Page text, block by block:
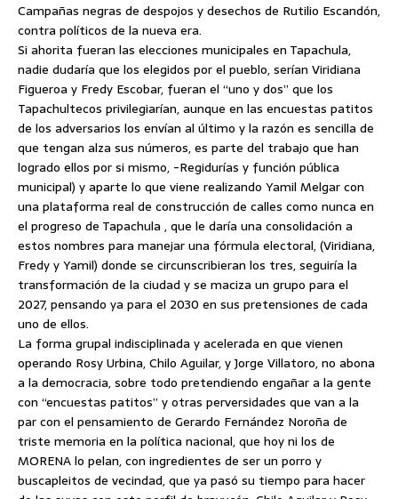
Campañas negras de despojos y desechos de Rutilio Escandón,
contra políticos de la nueva era.
Si ahorita fueran las elecciones municipales en Tapachula,
nadie dudaría que los elegidos por el pueblo, serían Viridiana
Figueroa y Fredy Escobar, fueran el “uno y dos” que los
Tapachultecos privilegiarían, aunque en las encuestas patitos
de los adversarios los envían al último y la razón es sencilla de
que tengan alza sus números, es parte del trabajo que han
logrado ellos por si mismo, -Regidurías y función pública
municipal) y aparte lo que viene realizando Yamil Melgar con
una plataforma real de construcción de calles como nunca en
el progreso de Tapachula , que le daría una consolidación a
estos nombres para manejar una fórmula electoral, (Viridiana,
Fredy y Yamil) donde se circunscribieran los tres, seguiría la
transformación de la ciudad y se maciza un grupo para el
2027, pensando ya para el 2030 en sus pretensiones de cada
uno de ellos.
La forma grupal indisciplinada y acelerada en que vienen
operando Rosy Urbina, Chilo Aguilar, y Jorge Villatoro, no abona
a la democracia, sobre todo pretendiendo engañar a la gente
con “encuestas patitos” y otras perversidades que van a la
par con el pensamiento de Gerardo Fernández Noroña de
triste memoria en la política nacional, que hoy ni los de
MORENA lo pelan, con ingredientes de ser un porro y
buscapleitos de vecindad, que ya pasó su tiempo para hacer